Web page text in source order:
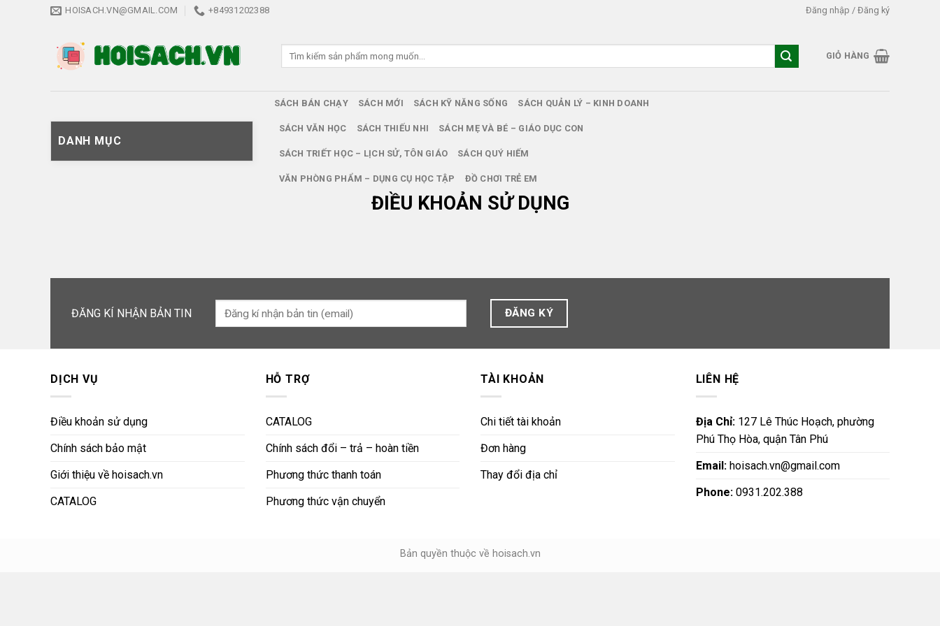
HOISACH.VN@GMAIL.COM +84931202388 Đăng nhập / Đăng ký
GIỎ HÀNG
DANH MỤC
SÁCH BÁN CHẠY SÁCH MỚI SÁCH KỸ NĂNG SỐNG SÁCH QUẢN LÝ – KINH DOANH
SÁCH VĂN HỌC SÁCH THIẾU NHI SÁCH MẸ VÀ BÉ – GIÁO DỤC CON
SÁCH TRIẾT HỌC – LỊCH SỬ, TÔN GIÁO SÁCH QUÝ HIẾM
VĂN PHÒNG PHẨM – DỤNG CỤ HỌC TẬP ĐỒ CHƠI TRẺ EM
ĐIỀU KHOẢN SỬ DỤNG
ĐĂNG KÍ NHẬN BẢN TIN
DỊCH VỤ
Điều khoản sử dụng
Chính sách bảo mật
Giới thiệu về hoisach.vn
CATALOG
HỖ TRỢ
CATALOG
Chính sách đổi – trả – hoàn tiền
Phương thức thanh toán
Phương thức vận chuyển
TÀI KHOẢN
Chi tiết tài khoản
Đơn hàng
Thay đổi địa chỉ
LIÊN HỆ
Địa Chỉ: 127 Lê Thúc Hoạch, phường
Phú Thọ Hòa, quận Tân Phú
Email: hoisach.vn@gmail.com
Phone: 0931.202.388
Bản quyền thuộc về hoisach.vn